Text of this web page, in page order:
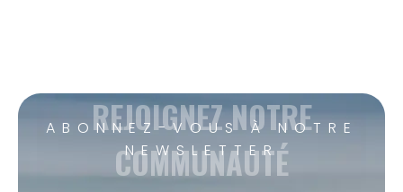
ABONNEZ-VOUS À NOTRE
NEWSLETTER
REJOIGNEZ NOTRE
COMMUNAUTÉ